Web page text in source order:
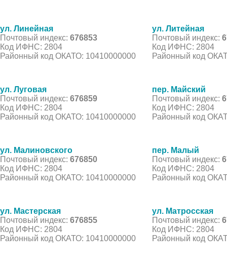
ул. Линейная
Почтовый индекс: 676853
Код ИФНС: 2804
Районный код ОКАТО: 10410000000
ул. Литейная
Почтовый индекс:
Код ИФНС: 2804
Районный код
ул. Луговая
Почтовый индекс: 676859
Код ИФНС: 2804
Районный код ОКАТО: 10410000000
пер. Майский
Почтовый индекс:
Код ИФНС: 2804
Районный код
ул. Малиновского
Почтовый индекс: 676850
Код ИФНС: 2804
Районный код ОКАТО: 10410000000
пер. Малый
Почтовый индекс:
Код ИФНС: 2804
Районный код
ул. Мастерская
Почтовый индекс: 676855
Код ИФНС: 2804
Районный код ОКАТО: 10410000000
ул. Матросская
Почтовый индекс:
Код ИФНС: 2804
Районный код